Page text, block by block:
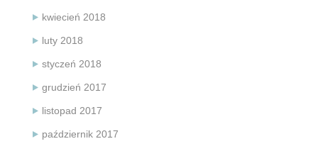
kwiecień 2018
luty 2018
styczeń 2018
grudzień 2017
listopad 2017
październik 2017